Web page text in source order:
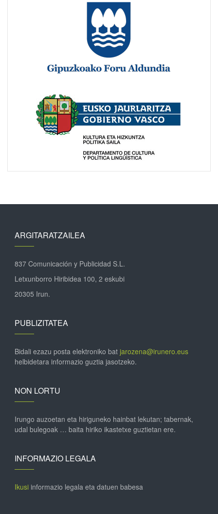
ARGITARATZAILEA
837 Comunicación y Publicidad S.L.
Letxunborro Hiribidea 100, 2 eskubi
20305 Irun.
PUBLIZITATEA
Bidali ezazu posta elektroniko bat jarozena@irunero.eus
helbidetara informazio guztia jasotzeko.
NON LORTU
Irungo auzoetan eta hiriguneko hainbat lekutan; tabernak,
udal bulegoak … baita hiriko ikastetxe guztietan ere.
INFORMAZIO LEGALA
Ikusi informazio legala eta datuen babesa